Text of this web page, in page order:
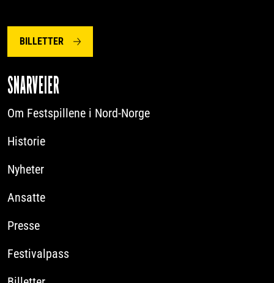
BILLETTER
SNARVEIER
Om Festspillene i Nord-Norge
Historie
Nyheter
Ansatte
Presse
Festivalpass